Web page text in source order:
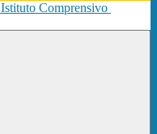
Istituto Comprensivo